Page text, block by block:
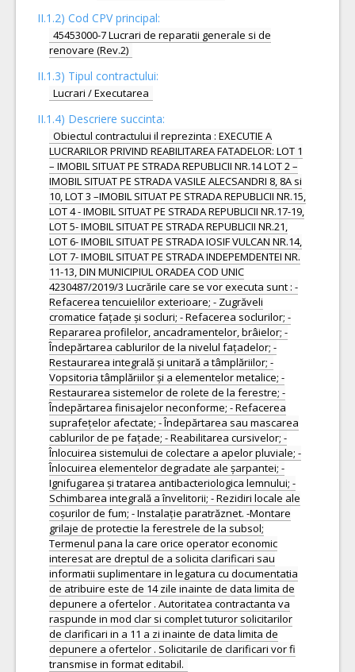
II.1.2) Cod CPV principal:
45453000-7 Lucrari de reparatii generale si de
renovare (Rev.2)
II.1.3) Tipul contractului:
Lucrari / Executarea
II.1.4) Descriere succinta:
Obiectul contractului il reprezinta : EXECUTIE A
LUCRARILOR PRIVIND REABILITAREA FATADELOR: LOT 1
– IMOBIL SITUAT PE STRADA REPUBLICII NR.14 LOT 2 –
IMOBIL SITUAT PE STRADA VASILE ALECSANDRI 8, 8A si
10, LOT 3 –IMOBIL SITUAT PE STRADA REPUBLICII NR.15,
LOT 4 - IMOBIL SITUAT PE STRADA REPUBLICII NR.17-19,
LOT 5- IMOBIL SITUAT PE STRADA REPUBLICII NR.21,
LOT 6- IMOBIL SITUAT PE STRADA IOSIF VULCAN NR.14,
LOT 7- IMOBIL SITUAT PE STRADA INDEPEMDENTEI NR.
11-13, DIN MUNICIPIUL ORADEA COD UNIC
4230487/2019/3 Lucrările care se vor executa sunt : -
Refacerea tencuielilor exterioare; - Zugrăveli
cromatice fațade și socluri; - Refacerea soclurilor; -
Repararea profilelor, ancadramentelor, brâielor; -
Îndepărtarea cablurilor de la nivelul fațadelor; -
Restaurarea integrală și unitară a tâmplăriilor; -
Vopsitoria tâmplăriilor și a elementelor metalice; -
Restaurarea sistemelor de rolete de la ferestre; -
Îndepărtarea finisajelor neconforme; - Refacerea
suprafețelor afectate; - Îndepărtarea sau mascarea
cablurilor de pe fațade; - Reabilitarea cursivelor; -
Înlocuirea sistemului de colectare a apelor pluviale; -
Înlocuirea elementelor degradate ale șarpantei; -
Ignifugarea și tratarea antibacteriologica lemnului; -
Schimbarea integrală a învelitorii; - Rezidiri locale ale
coșurilor de fum; - Instalație paratrăznet. -Montare
grilaje de protectie la ferestrele de la subsol;
Termenul pana la care orice operator economic
interesat are dreptul de a solicita clarificari sau
informatii suplimentare in legatura cu documentatia
de atribuire este de 14 zile inainte de data limita de
depunere a ofertelor . Autoritatea contractanta va
raspunde in mod clar si complet tuturor solicitarilor
de clarificari in a 11 a zi inainte de data limita de
depunere a ofertelor . Solicitarile de clarificari vor fi
transmise in format editabil.